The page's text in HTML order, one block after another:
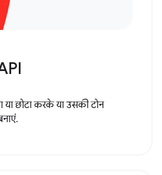
या छोटा करके या उसकी टोन